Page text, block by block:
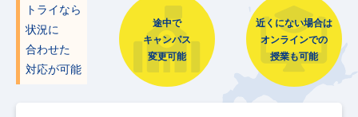
トライなら
状況に
合わせた
対応が可能
途中で
キャンパス
変更可能
近くにない場合は
オンラインでの
授業も可能